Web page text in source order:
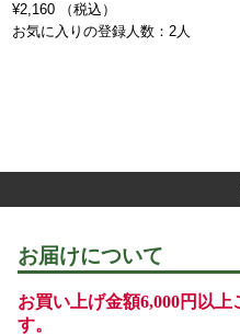
¥2,160 （税込）
お気に入りの登録人数：2人